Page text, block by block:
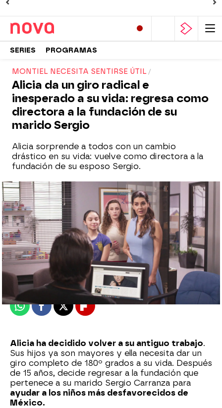
SERIES PROGRAMAS
MONTIEL NECESITA SENTIRSE ÚTIL
Alicia da un giro radical e
inesperado a su vida: regresa como
directora a la fundación de su
marido Sergio
Alicia sorprende a todos con un cambio
drástico en su vida: vuelve como directora a la
fundación de su esposo Sergio.
Nova
Publicado: 06 de agosto de 2024, 21:04
WhatsappFacebook
X Flipboard
Alicia ha decidido volver a su antiguo trabajo.
Sus hijos ya son mayores y ella necesita dar un
giro completo de 180º grados a su vida. Después
de 15 años, decide regresar a la fundación que
pertenece a su marido Sergio Carranza para
ayudar a los niños más desfavorecidos de
México.